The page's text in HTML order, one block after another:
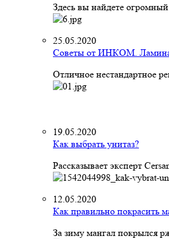
Здесь вы найдете
25.05.2020
Советы от ИНКОМ.
Отличное нестандартное
19.05.2020
Как выбрать унитаз?
Рассказывает эксперт
12.05.2020
Как правильно покрасить
За зиму мангал покрылся